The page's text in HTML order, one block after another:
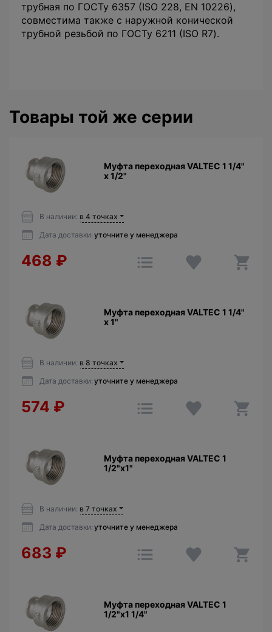
трубная по ГОСТу 6357 (ISO 228, EN 10226),
совместима также с наружной конической
трубной резьбой по ГОСТу 6211 (ISO R7).
Товары той же серии
Муфта переходная VALTEC 1 1/4"
х 1/2"
В наличии: в 4 точках
Дата доставки: уточните у менеджера
468 ₽
Муфта переходная VALTEC 1 1/4"
х 1"
В наличии: в 8 точках
Дата доставки: уточните у менеджера
574 ₽
Муфта переходная VALTEC 1
1/2"х1"
В наличии: в 7 точках
Дата доставки: уточните у менеджера
683 ₽
Муфта переходная VALTEC 1
1/2"х1 1/4"